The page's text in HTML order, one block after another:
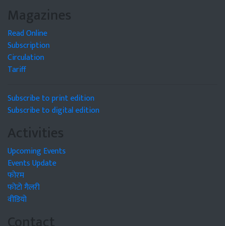
Magazines
Read Online
Subscription
Circulation
Tariff
Subscribe to print edition
Subscribe to digital edition
Activities
Upcoming Events
Events Update
फोरम
फोटो गैलरी
वीडियो